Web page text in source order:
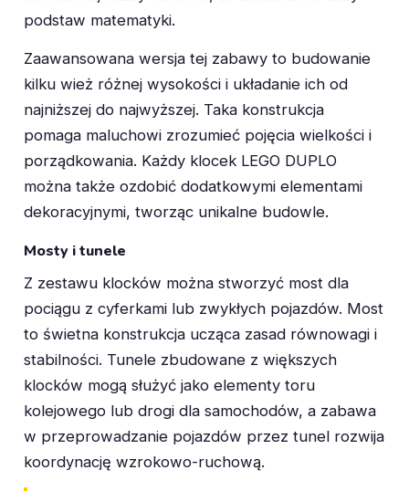
podstaw matematyki.
Zaawansowana wersja tej zabawy to budowanie
kilku wież różnej wysokości i układanie ich od
najniższej do najwyższej. Taka konstrukcja
pomaga maluchowi zrozumieć pojęcia wielkości i
porządkowania. Każdy klocek LEGO DUPLO
można także ozdobić dodatkowymi elementami
dekoracyjnymi, tworząc unikalne budowle.
Mosty i tunele
Z zestawu klocków można stworzyć most dla
pociągu z cyferkami lub zwykłych pojazdów. Most
to świetna konstrukcja ucząca zasad równowagi i
stabilności. Tunele zbudowane z większych
klocków mogą służyć jako elementy toru
kolejowego lub drogi dla samochodów, a zabawa
w przeprowadzanie pojazdów przez tunel rozwija
koordynację wzrokowo-ruchową.